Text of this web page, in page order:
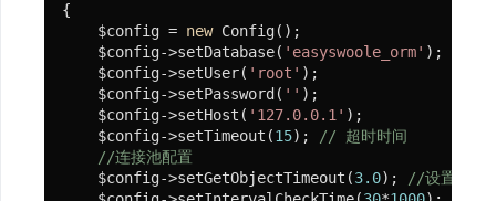
{
    $config =
new Config();
    $config->setDatabase(
'easyswoole_orm' );
    $config->setUser(
'root' );
    $config->setPassword(
'' );
    $config->setHost(
'127.0.0.1' );
    $config->setTimeout(
15); // 超时时间
//连接池配置
    $config->setGetObjectTimeout(
3.0); //设置获取